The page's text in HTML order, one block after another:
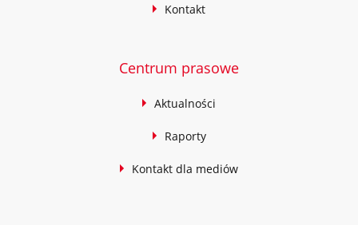
Kontakt
Centrum prasowe
Aktualności
Raporty
Kontakt dla mediów